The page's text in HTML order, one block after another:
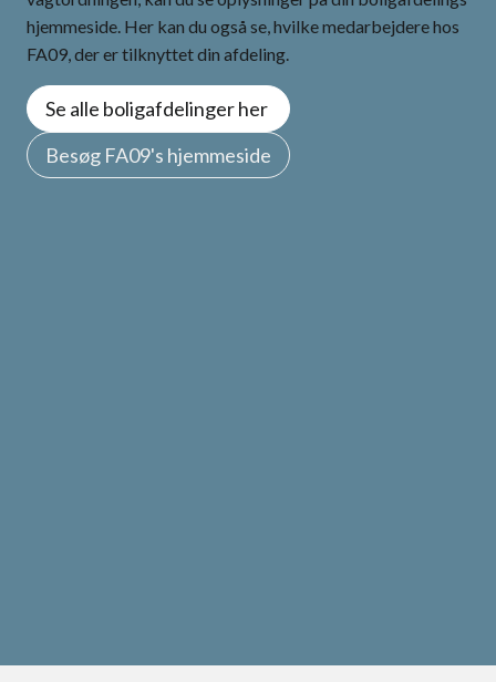
hjemmeside. Her kan du også se, hvilke medarbejdere hos
FA09, der er tilknyttet din afdeling.
Se alle boligafdelinger her
Besøg FA09's hjemmeside